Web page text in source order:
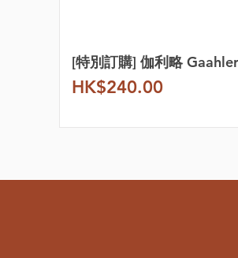
[特別訂購] 伽利略
價格
HK$240.00